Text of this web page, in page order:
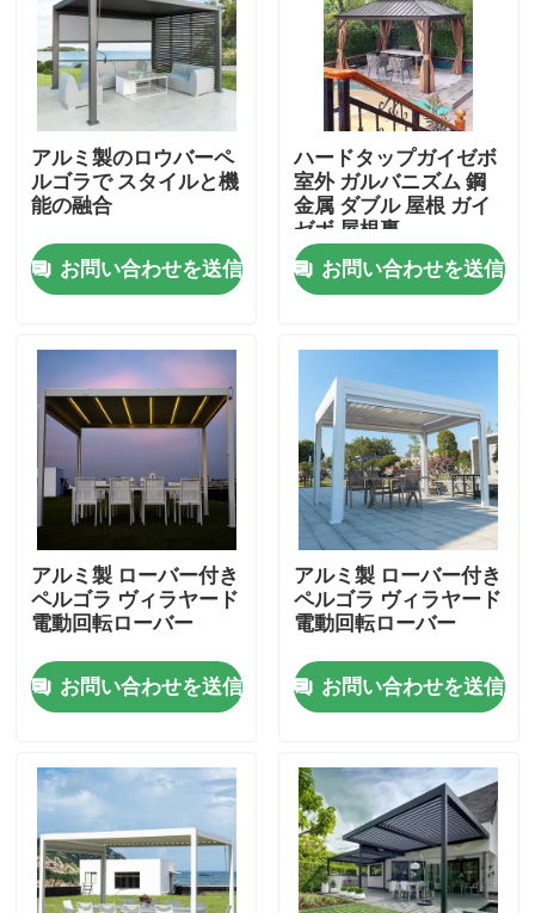
家
プロダクト
私達について
工場旅行
品質管理
私達に連絡しなさい
ニュース
アルミニウム テラスのパーゴラ
アルミニウム ルーバー付きのパーゴラ
アルミ製のロウバーペ
ルゴラで スタイルと機
能の融合
お問い合わせを送信
ハードタップガイゼボ
室外 ガルバニズム 鋼
金属 ダブル 屋根 ガイ
ゼボ 屋根裏
お問い合わせを送信
アルミ製 ローバー付き
ペルゴラ ヴィラヤード
電動回転ローバー
お問い合わせを送信
アルミ製 ローバー付き
ペルゴラ ヴィラヤード
電動回転ローバー
お問い合わせを送信